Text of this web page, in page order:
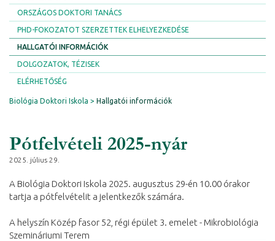
ORSZÁGOS DOKTORI TANÁCS
PHD-FOKOZATOT SZERZETTEK ELHELYEZKEDÉSE
HALLGATÓI INFORMÁCIÓK
DOLGOZATOK, TÉZISEK
ELÉRHETŐSÉG
Biológia Doktori Iskola Hallgatói információk
Pótfelvételi 2025-nyár
2025. július 29.
A Biológia Doktori Iskola 2025. augusztus 29-én 10.00 órakor
tartja a pótfelvételit a jelentkezők számára.
A helyszín Közép fasor 52, régi épület 3. emelet - Mikrobiológia
Szemináriumi Terem